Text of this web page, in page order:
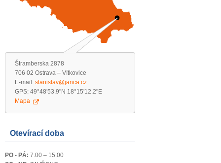
Štramberska 2878
706 02 Ostrava – Vítkovice
E-mail: stanislav@janca.cz
GPS: 49°48'53.9"N 18°15'12.2"E
Mapa
Otevírací doba
PO - PÁ: 7.00 – 15.00